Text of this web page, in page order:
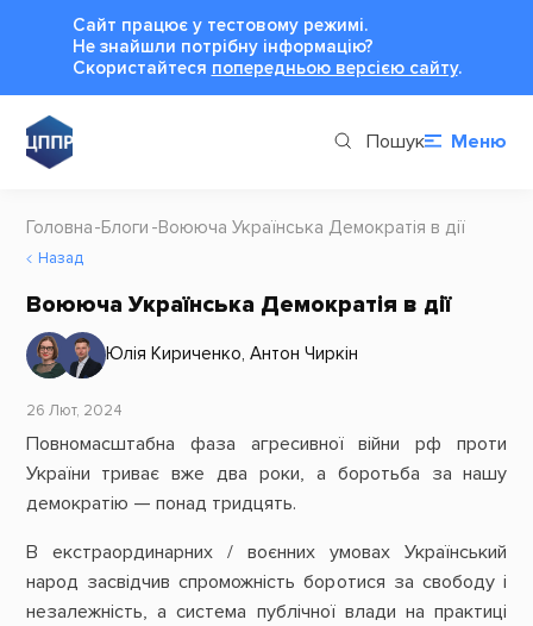
Сайт працює у тестовому режимі.
Не знайшли потрібну інформацію?
Cкористайтеся попередньою версією сайту.
Пошук Меню
Головна Блоги Воююча Українська Демократія в дії
Назад
Воююча Українська Демократія в дії
Юлія Кириченко, Антон Чиркін
26 Лют, 2024
Повномасштабна фаза агресивної війни рф проти
України триває вже два роки, а боротьба за нашу
демократію — понад тридцять.
В екстраординарних / воєнних умовах Український
народ засвідчив спроможність боротися за свободу і
незалежність, а система публічної влади на практиці